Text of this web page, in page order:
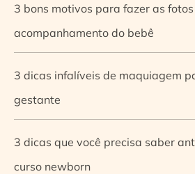
3 bons motivos para fazer as
acompanhamento do bebê
3 dicas infalíveis de maquiagem
gestante
3 dicas que você precisa saber
curso newborn